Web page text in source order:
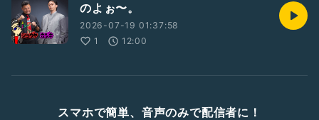
のよぉ〜。
2026-07-19 01:37:58
1
12:00
スマホで簡単、音声のみで配信者に！